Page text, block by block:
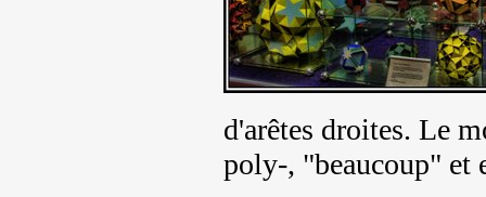
d'arêtes droites. Le
poly-, "beaucoup" et